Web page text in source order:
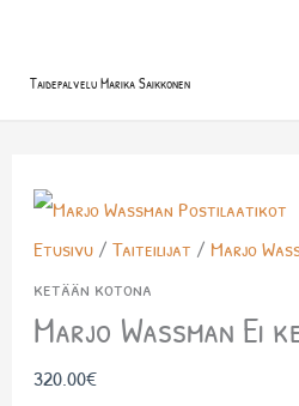
Taidepalvelu Marika Saikkonen
Etusivu/ Taiteilijat / Marjo
ketään kotona
Marjo Wassman Ei
320.00€
Wassman
Ei
ketään
kotona
määrä